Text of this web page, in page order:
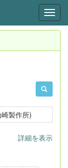
製作所)
詳細を表示